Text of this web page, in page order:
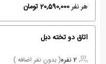
هر نفر20,590,000 تومان
اتاق دو تخته دبل
2 نفره
( بدون نفر اضافه )